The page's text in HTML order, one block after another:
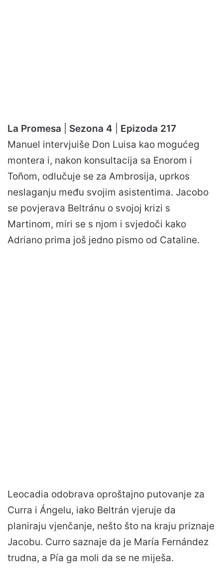
La Promesa Sezona 4
Epizoda 217
Manuel intervjuiše Don Luisa kao mogućeg
montera i, nakon konsultacija sa Enorom i
Toñom, odlučuje se za Ambrosija, uprkos
neslaganju među svojim asistentima. Jacobo
se povjerava Beltránu o svojoj krizi s
Martinom, miri se s njom i svjedoči kako
Adriano prima još jedno pismo od Cataline.
Leocadia odobrava oproštajno putovanje za
Curra i Ángelu, iako Beltrán vjeruje da
planiraju vjenčanje, nešto što na kraju priznaje
Jacobu. Curro saznaje da je María Fernández
trudna, a Pía ga moli da se ne miješa.